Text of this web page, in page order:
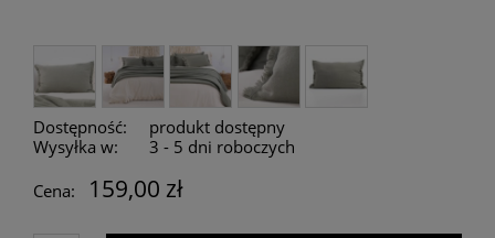
Dostępność:
produkt dostępny
Wysyłka w:
3 - 5 dni roboczych
Cena:
159,00 zł